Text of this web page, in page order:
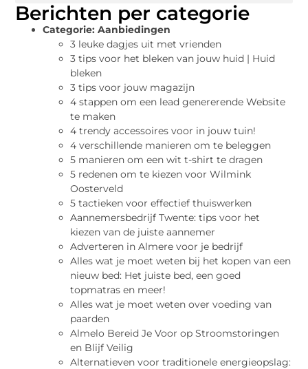
Berichten per categorie
Categorie: Aanbiedingen
3 leuke dagjes uit met vrienden
3 tips voor het bleken van jouw huid | Huid
bleken
3 tips voor jouw magazijn
4 stappen om een lead genererende Website
te maken
4 trendy accessoires voor in jouw tuin!
4 verschillende manieren om te beleggen
5 manieren om een wit t-shirt te dragen
5 redenen om te kiezen voor Wilmink
Oosterveld
5 tactieken voor effectief thuiswerken
Aannemersbedrijf Twente: tips voor het
kiezen van de juiste aannemer
Adverteren in Almere voor je bedrijf
Alles wat je moet weten bij het kopen van een
nieuw bed: Het juiste bed, een goed
topmatras en meer!
Alles wat je moet weten over voeding van
paarden
Almelo Bereid Je Voor op Stroomstoringen
en Blijf Veilig
Alternatieven voor traditionele energieopslag: